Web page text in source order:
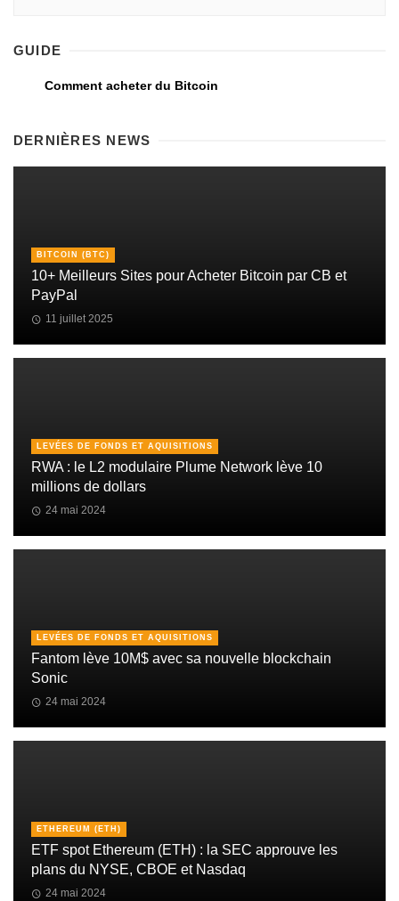
GUIDE
Comment acheter du Bitcoin
DERNIÈRES NEWS
BITCOIN (BTC)
10+ Meilleurs Sites pour Acheter Bitcoin par CB et
PayPal
11 juillet 2025
LEVÉES DE FONDS ET AQUISITIONS
RWA : le L2 modulaire Plume Network lève 10
millions de dollars
24 mai 2024
LEVÉES DE FONDS ET AQUISITIONS
Fantom lève 10M$ avec sa nouvelle blockchain
Sonic
24 mai 2024
ETHEREUM (ETH)
ETF spot Ethereum (ETH) : la SEC approuve les
plans du NYSE, CBOE et Nasdaq
24 mai 2024